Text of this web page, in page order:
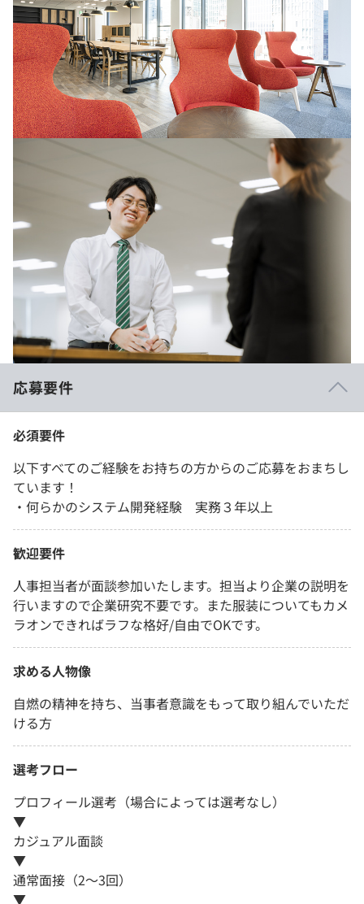
応募要件
必須要件
以下すべてのご経験をお持ちの方からのご応募をおまちし
ています！
・何らかのシステム開発経験 実務３年以上
歓迎要件
人事担当者が面談参加いたします。担当より企業の説明を
行いますので企業研究不要です。また服装についてもカメ
ラオンできればラフな格好/自由でOKです。
求める人物像
自燃の精神を持ち、当事者意識をもって取り組んでいただ
ける方
選考フロー
プロフィール選考（場合によっては選考なし）
▼
カジュアル面談
▼
通常面接（2～3回）
▼